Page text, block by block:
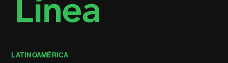
LATINOAMÉRICA